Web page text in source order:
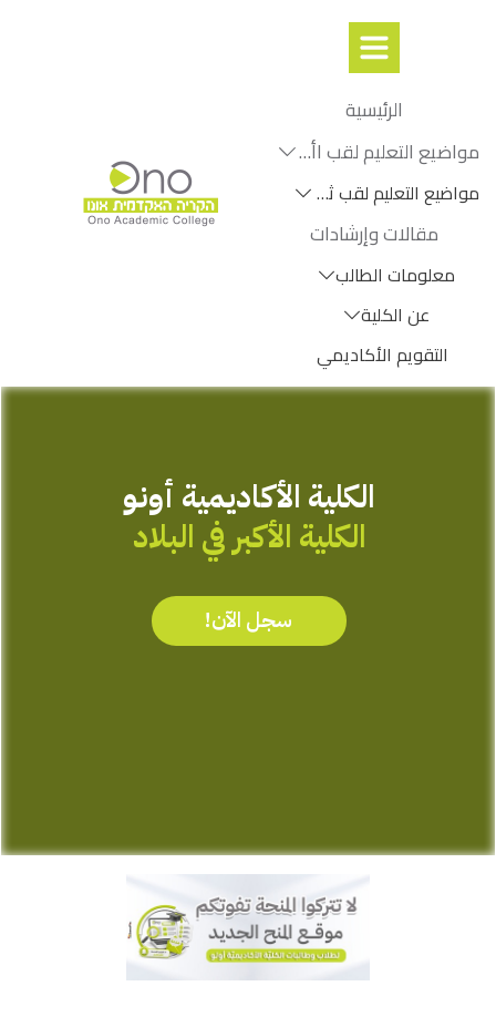
الرئيسية
مواضيع التعليم لقب اأول
مواضيع التعليم لقب ثانٍ
مقالات وإرشادات
معلومات الطالب
عن الكلية
التقويم الأكاديمي
الكلية الأكاديمية أونو
الكلية الأكبر في البلاد
سجل الآن!